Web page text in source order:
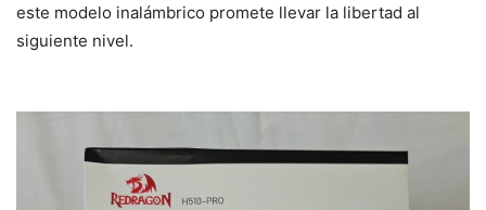
este modelo inalámbrico promete llevar la libertad al
siguiente nivel.